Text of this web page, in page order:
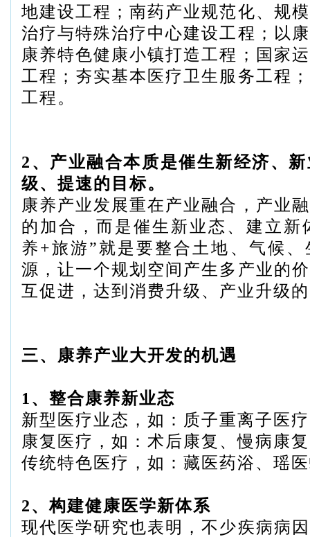
地建设工程；南药产业规范化、规
治疗与特殊治疗中心建设工程；以
康养特色健康小镇打造工程；国家
工程；夯实基本医疗卫生服务工程
工程。
2、产业融合本质是催生新经济、
级、提速的目标。
康养产业发展重在产业融合，产业
的加合，而是催生新业态、建立新
养+旅游”就是要整合土地、气候
源，让一个规划空间产生多产业的
互促进，达到消费升级、产业升级
三、康养产业大开发的机遇
1、整合康养新业态
新型医疗业态，如：质子重离子医
康复医疗，如：术后康复、慢病康
传统特色医疗，如：藏医药浴、瑶
2、构建健康医学新体系
现代医学研究也表明，不少疾病病